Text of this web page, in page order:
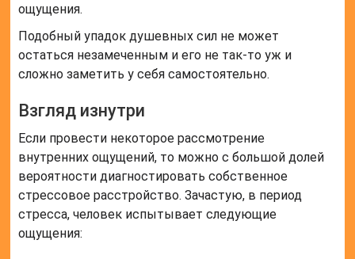
ощущения.
Подобный упадок душевных сил не может
остаться незамеченным и его не так-то уж и
сложно заметить у себя самостоятельно.
Взгляд изнутри
Если провести некоторое рассмотрение
внутренних ощущений, то можно с большой долей
вероятности диагностировать собственное
стрессовое расстройство. Зачастую, в период
стресса, человек испытывает следующие
ощущения: